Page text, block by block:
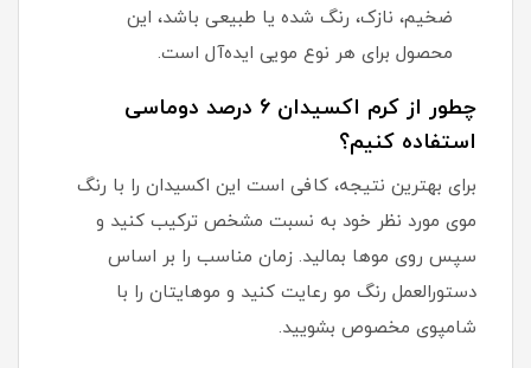
ضخیم، نازک، رنگ شده یا طبیعی باشد، این
محصول برای هر نوع مویی ایده‌آل است.
چطور از کرم اکسیدان 6 درصد دوماسی
استفاده کنیم؟
برای بهترین نتیجه، کافی است این اکسیدان را با رنگ
موی مورد نظر خود به نسبت مشخص ترکیب کنید و
سپس روی موها بمالید. زمان مناسب را بر اساس
دستورالعمل رنگ مو رعایت کنید و موهایتان را با
شامپوی مخصوص بشویید.